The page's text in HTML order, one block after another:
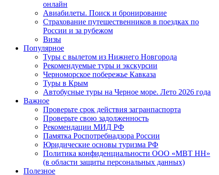
онлайн
Авиабилеты. Поиск и бронирование
Страхование путешественников в поездках по
России и за рубежом
Визы
Популярное
Туры с вылетом из Нижнего Новгорода
Рекомендуемые туры и экскурсии
Черноморское побережье Кавказа
Туры в Крым
Автобусные туры на Черное море. Лето 2026 года
Важное
Проверьте срок действия загранпаспорта
Проверьте свою задолженность
Рекомендации МИД РФ
Памятка Роспотребнадзора России
Юридические основы туризма РФ
Политика конфиденциальности ООО «МВТ НН»
(в области защиты персональных данных)
Полезное